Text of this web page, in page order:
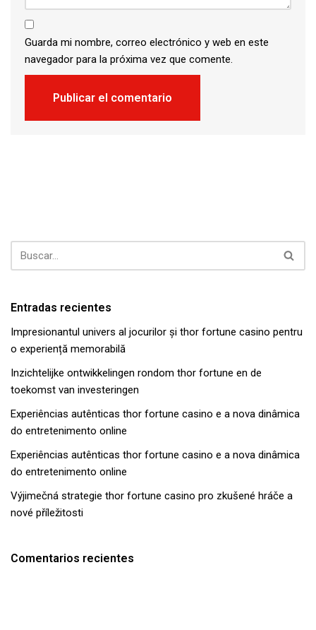
Guarda mi nombre, correo electrónico y web en este
navegador para la próxima vez que comente.
Entradas recientes
Impresionantul univers al jocurilor și thor fortune casino pentru
o experiență memorabilă
Inzichtelijke ontwikkelingen rondom thor fortune en de
toekomst van investeringen
Experiências autênticas thor fortune casino e a nova dinâmica
do entretenimento online
Experiências autênticas thor fortune casino e a nova dinâmica
do entretenimento online
Výjimečná strategie thor fortune casino pro zkušené hráče a
nové příležitosti
Comentarios recientes